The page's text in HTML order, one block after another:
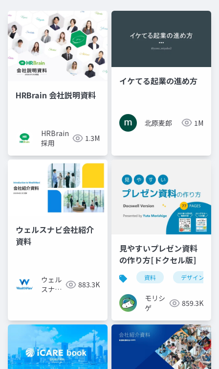
HRBrain 会社説明資料
HRBrain
採用
1.3M
イケてる起業の進め方
北原麦郎 1M
ウェルスナビ会社紹介
資料
ウェル
スナビ
883.3K
見やすいプレゼン資料
の作り方[ドクセル版]
資料 デザイン
モリシ
ゲ
859.3K